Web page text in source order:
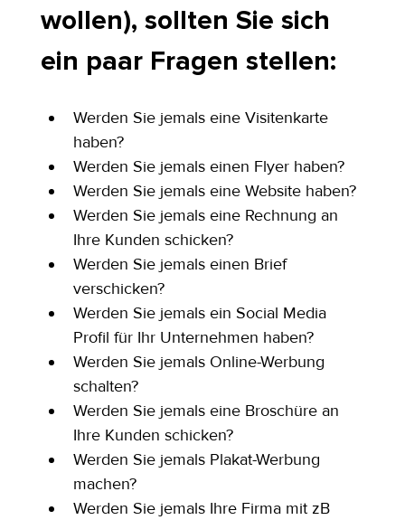
wollen), sollten Sie sich
ein paar Fragen stellen:
Werden Sie jemals eine Visitenkarte
haben?
Werden Sie jemals einen Flyer haben?
Werden Sie jemals eine Website haben?
Werden Sie jemals eine Rechnung an
Ihre Kunden schicken?
Werden Sie jemals einen Brief
verschicken?
Werden Sie jemals ein Social Media
Profil für Ihr Unternehmen haben?
Werden Sie jemals Online-Werbung
schalten?
Werden Sie jemals eine Broschüre an
Ihre Kunden schicken?
Werden Sie jemals Plakat-Werbung
machen?
Werden Sie jemals Ihre Firma mit zB